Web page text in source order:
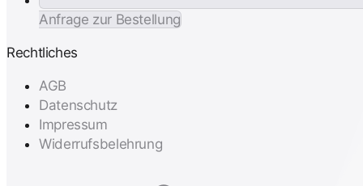
Anfrage zur Bestellung
Rechtliches
AGB
Datenschutz
Impressum
Widerrufsbelehrung